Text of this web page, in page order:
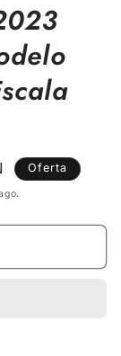
Oferta